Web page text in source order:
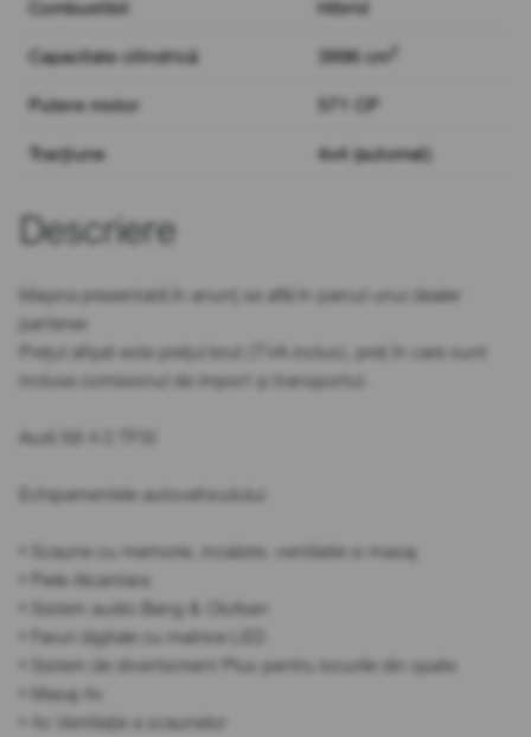
Combustibil Hibrid
Capacitate cilindrică 3996 cm
Putere motor 571 CP
Tracțiune 4x4 (automat)
Descriere
Mașina prezentată în anunț se află în parcul unui dealer
partener.
Prețul afișat este prețul brut (TVA inclus), preț în care sunt
incluse comisionul de import și transportul.
Audi S8 4.0 TFSI
Echipamentele autovehiculului:
• Scaune cu memorie, incalzire, ventilatie si masaj
• Piele Alcantara
• Sistem audio Bang & Olufsen
• Faruri digitale cu matrice LED
• Sistem de divertisment Plus pentru locurile din spate
• Masaj 4x
• 4x Ventilație a scaunelor